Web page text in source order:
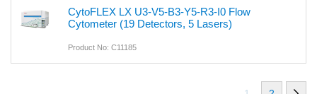
CytoFLEX LX U3-V5-B3-Y5-R3-I0 Flow
Cytometer (19 Detectors, 5 Lasers)
Product No: C11185